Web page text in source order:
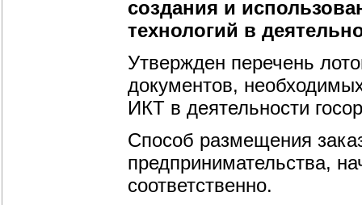
создания и
технологий в
Утвержден перечень
документов,
ИКТ в деятельности
Способ размещения
предпринимательства,
соответственно.